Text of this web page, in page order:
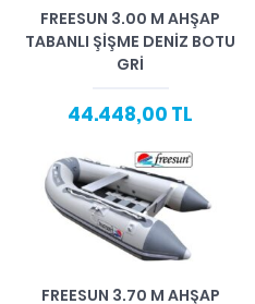
FREESUN 3.00 M AHŞAP
TABANLI ŞIŞME DENIZ BOTU
GRI
44.448,00 TL
FREESUN 3.70 M AHŞAP